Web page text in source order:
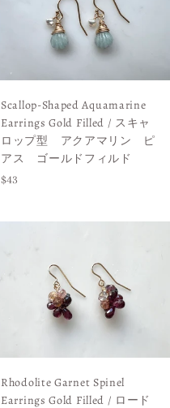
Scallop-Shaped Aquamarine
Earrings Gold Filled / スキャ
ロップ型 アクアマリン ピ
アス ゴールドフィルド
Regular
$43
Rhodolite Garnet Spinel
Earrings Gold Filled / ロード